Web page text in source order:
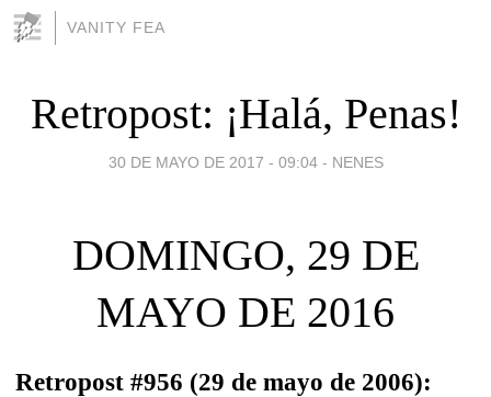
VANITY FEA
Retropost: ¡Halá, Penas!
30 DE MAYO DE 2017 - 09:04 - NENES
DOMINGO, 29 DE
MAYO DE 2016
Retropost #956 (29 de mayo de 2006):